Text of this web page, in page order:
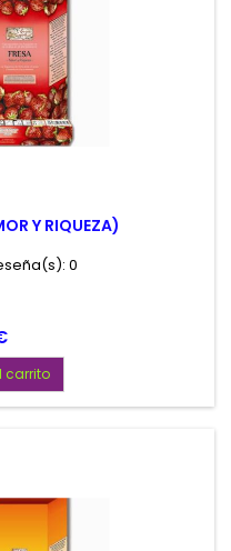
Y RIQUEZA)
0
carrito